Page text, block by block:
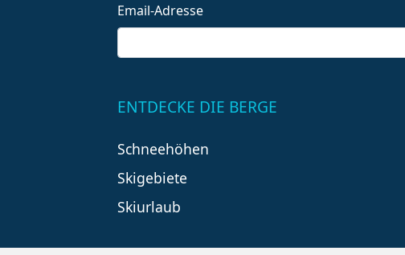
Email-Adresse
ENTDECKE DIE BERGE
Schneehöhen
Skigebiete
Skiurlaub